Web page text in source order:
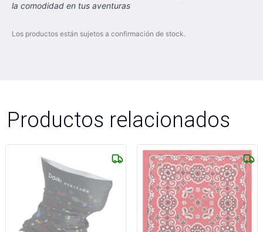
la comodidad en tus aventuras
Los productos están sujetos a confirmación de stock.
Productos relacionados